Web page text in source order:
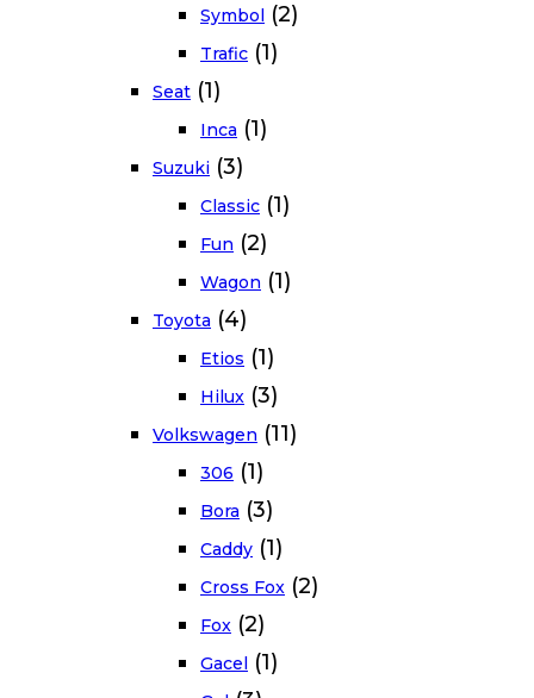
Symbol (2)
Trafic (1)
Seat (1)
Inca (1)
Suzuki (3)
Classic (1)
Fun (2)
Wagon (1)
Toyota (4)
Etios (1)
Hilux (3)
Volkswagen (11)
306 (1)
Bora (3)
Caddy (1)
Cross Fox (2)
Fox (2)
Gacel (1)